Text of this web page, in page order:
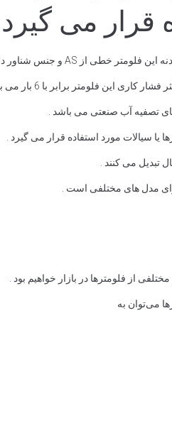
قرار می
تصفیه آب صنعتی می باشد .
سیالات مورد استفاده قرار می گیرد .
تبدیل می کنند .
مدل های مختلفی است .
از فلومترها در بازار خواهیم بود .
می‌توان به